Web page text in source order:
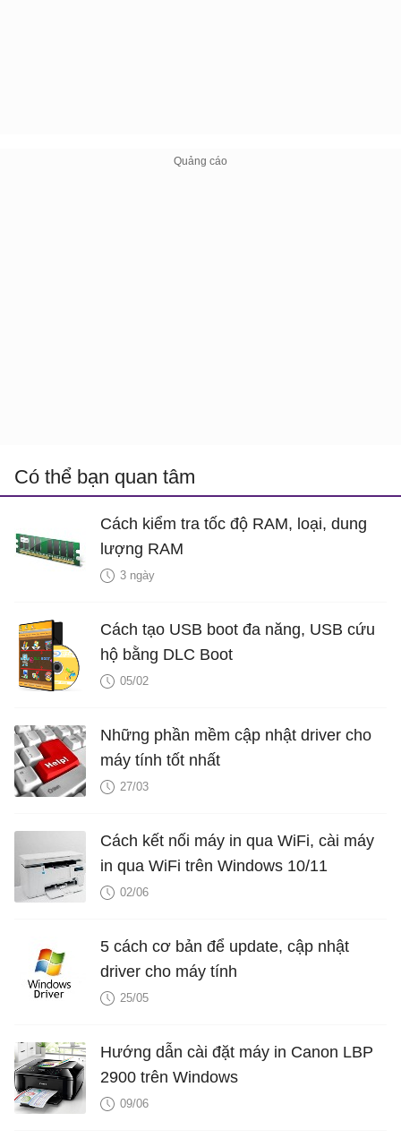
Có thể bạn quan tâm
Cách kiểm tra tốc độ RAM, loại, dung
lượng RAM
3 ngày
Cách tạo USB boot đa năng, USB cứu
hộ bằng DLC Boot
05/02
Những phần mềm cập nhật driver cho
máy tính tốt nhất
27/03
Cách kết nối máy in qua WiFi, cài máy
in qua WiFi trên Windows 10/11
02/06
5 cách cơ bản để update, cập nhật
driver cho máy tính
25/05
Hướng dẫn cài đặt máy in Canon LBP
2900 trên Windows
09/06